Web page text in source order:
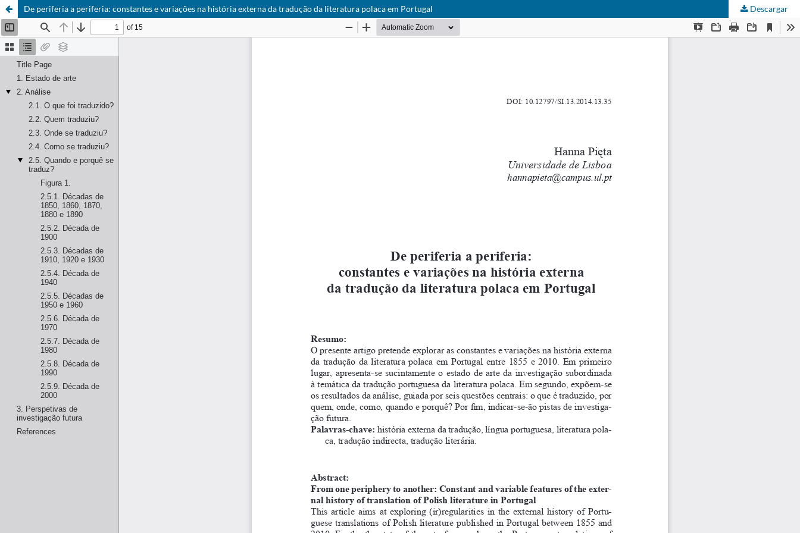
De periferia a periferia: constantes e variações na história externa da tradução da literatura polaca em Portugal Descargar